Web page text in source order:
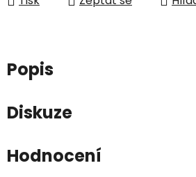
Popis
Diskuze
Hodnocení